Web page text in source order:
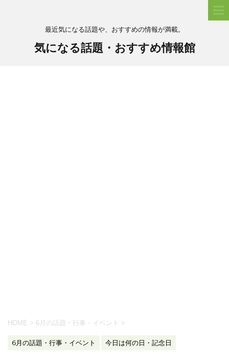
最近気になる話題や、おすすめの情報が満載。
気になる話題・おすすめ情報館
HOME > 6月の話題・行事・イベント >
6月の話題・行事・イベント 今日は何の日・記念日